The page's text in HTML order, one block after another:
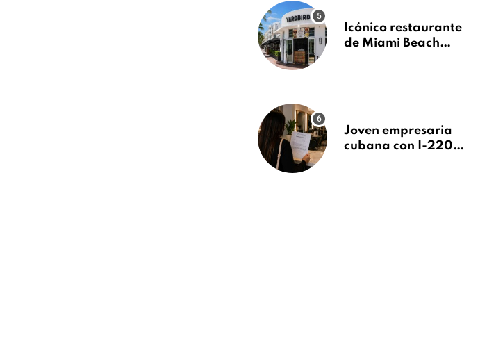
Icónico restaurante
de Miami Beach
después de 15 años
Joven empresaria
cubana con I-220A